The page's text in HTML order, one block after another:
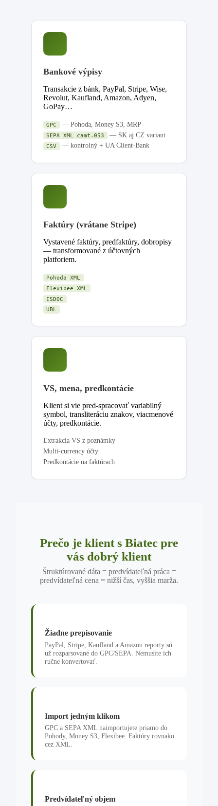
Bankové výpisy
Transakcie z bánk, PayPal, Stripe, Wise,
Revolut, Kaufland, Amazon, Adyen,
GoPay…
GPC — Pohoda, Money S3, MRP
SEPA XML camt.053 — SK aj CZ variant
CSV — kontrolný + UA Client-Bank
Faktúry (vrátane Stripe)
Vystavené faktúry, predfaktúry, dobropisy
— transformované z účtovných
platforiem.
Pohoda XML
Flexibee XML
ISDOC
UBL
VS, mena, predkontácie
Klient si vie pred-spracovať variabilný
symbol, transliteráciu znakov, viacmenové
účty, predkontácie.
Extrakcia VS z poznámky
Multi-currency účty
Predkontácie na faktúrach
Prečo je klient s Biatec pre
vás dobrý klient
Štruktúrované dáta = predvídateľná práca =
predvídateľná cena = nižší čas, vyššia marža.
Žiadne prepisovanie
PayPal, Stripe, Kaufland a Amazon reporty sú
už rozparsované do GPC/SEPA. Nemusíte ich
ručne konvertovať.
Import jedným klikom
GPC a SEPA XML naimportujete priamo do
Pohody, Money S3, Flexibee. Faktúry rovnako
cez XML.
Predvídateľný objem